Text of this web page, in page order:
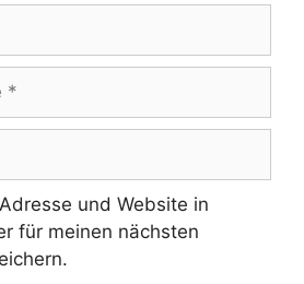
und Website in
für meinen nächsten